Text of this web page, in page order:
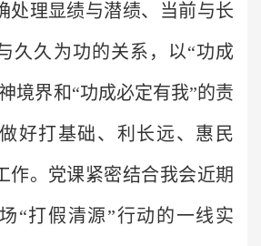
处理显绩与潜绩、当前与长
久久为功的关系，以“功成
境界和“功成必定有我”的责
好打基础、利长远、惠民
作。党课紧密结合我会近期
“打假清源”行动的一线实